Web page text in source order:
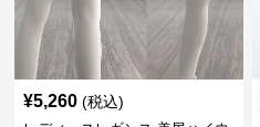
¥5,260 (税込)